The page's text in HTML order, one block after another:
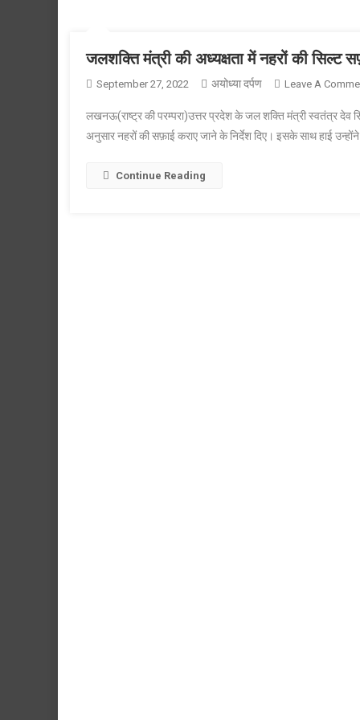
जलशक्ति मंत्री की अध्यक्षता में नहरों की सिल्ट
September 27, 2022 अयोध्या दर्पण Leave A
लखनऊ(राष्ट्र की परम्परा)उत्तर प्रदेश के जल शक्ति मंत्री स्वतंत्र देव
अनुसार नहरों की सफ़ाई कराए जाने के निर्देश दिए। इसके साथ हाई
Continue Reading